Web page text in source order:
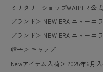
ミリタリーショップWAIPER 公式
ブランド＞ NEW ERA ニューエラ
ブランド＞ NEW ERA ニューエラ
帽子＞ キャップ
Newアイテム入荷＞2025年6月